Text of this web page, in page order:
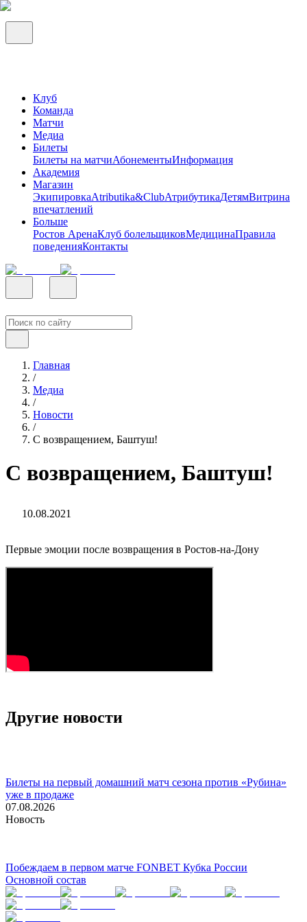
Клуб
Команда
Матчи
Медиа
Билеты
Билеты на матчиАбонементыИнформация
Академия
Магазин
ЭкипировкаAtributika&ClubАтрибутикаДетямВитрина
впечатлений
Больше
Ростов АренаКлуб болельщиковМедицинаПравила
поведенияКонтакты
Главная
/
Медиа
/
Новости
/
С возвращением, Баштуш!
С возвращением, Баштуш!
10.08.2021
Первые эмоции после возвращения в Ростов-на-Дону
Другие новости
Билеты на первый домашний матч сезона против «Рубина»
уже в продаже
07.08.2026
Новость
Побеждаем в первом матче FONBET Кубка России
Основной состав